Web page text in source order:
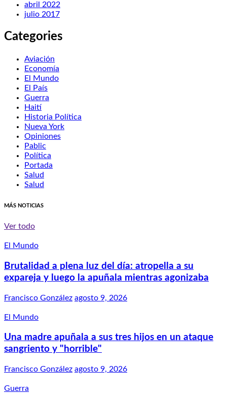
abril 2022
julio 2017
Categories
Aviación
Economía
El Mundo
El País
Guerra
Haití
Historia Política
Nueva York
Opiniones
Pablic
Política
Portada
Salud
Salud
MÁS NOTICIAS
Ver todo
El Mundo
Brutalidad a plena luz del día: atropella a su
expareja y luego la apuñala mientras agonizaba
Francisco González agosto 9, 2026
El Mundo
Una madre apuñala a sus tres hijos en un ataque
sangriento y "horrible"
Francisco González agosto 9, 2026
Guerra